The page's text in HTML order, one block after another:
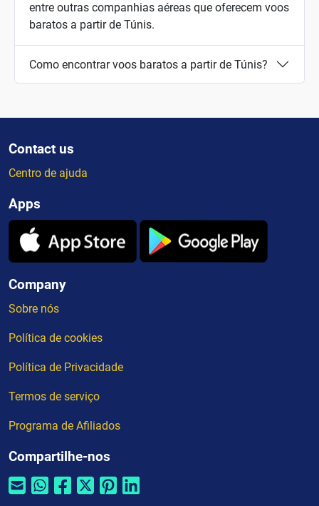
entre outras companhias aéreas que oferecem voos
baratos a partir de Túnis.
Como encontrar voos baratos a partir de Túnis?
Contact us
Centro de ajuda
Apps
Company
Sobre nós
Política de cookies
Política de Privacidade
Termos de serviço
Programa de Afiliados
Compartilhe-nos